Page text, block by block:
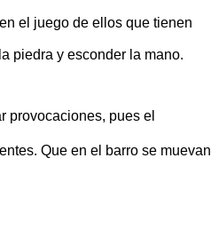
el juego de ellos que tienen
piedra y esconder la mano.
provocaciones, pues el
Que en el barro se muevan